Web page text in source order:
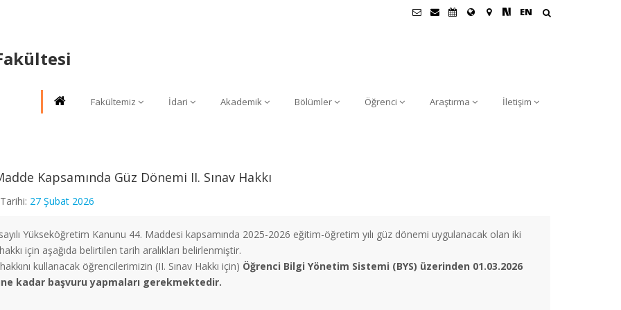
EN
Fakültemiz İdari Akademik Bölümler Öğrenci Araştırma İletişim
Kapsamında Güz Dönemi II. Sınav Hakkı
27 Şubat 2026
Yükseköğretim Kanunu 44. Maddesi kapsamında 2025-2026 eğitim-öğretim yılı güz dönemi uygulanacak olan iki
için aşağıda belirtilen tarih aralıkları belirlenmiştir.
hakkını kullanacak öğrencilerimizin (II. Sınav Hakkı için) Öğrenci Bilgi Yönetim Sistemi (BYS) üzerinden 01.03.2026
kadar başvuru yapmaları gerekmektedir.